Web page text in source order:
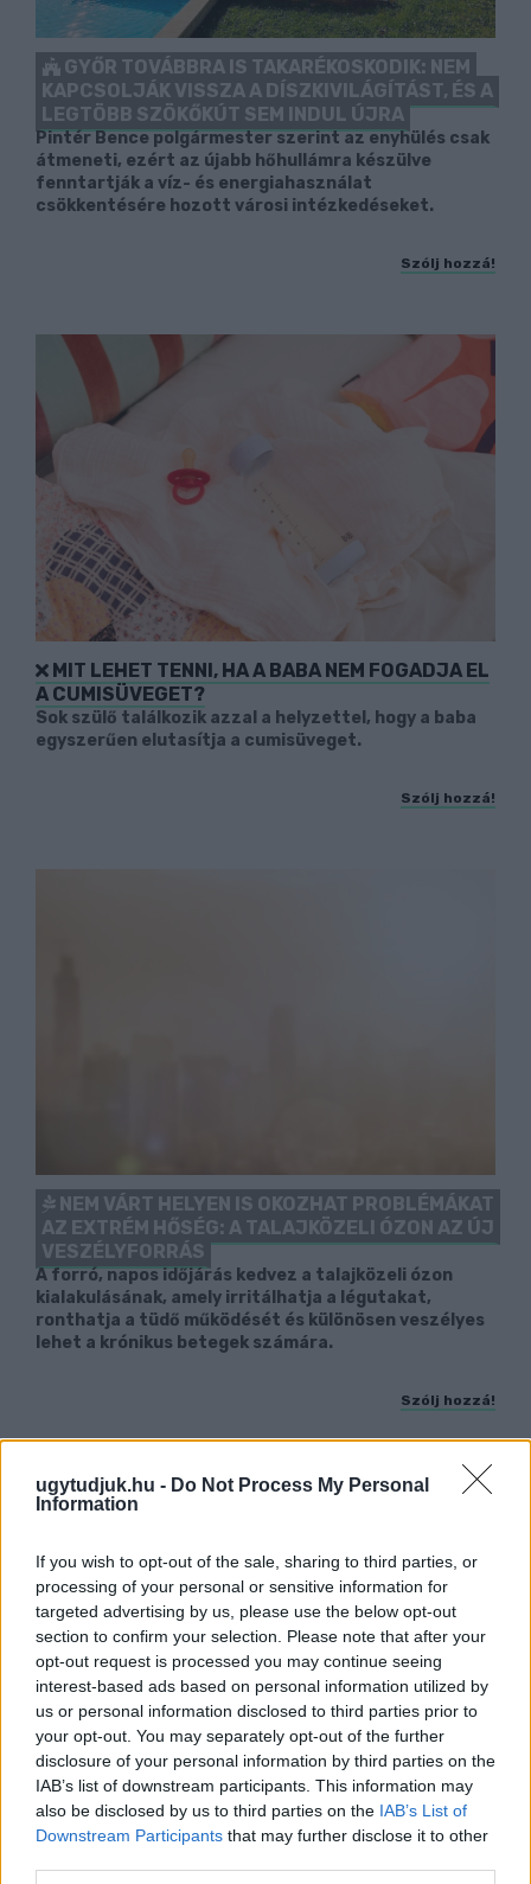
ugytudjuk.hu - Do Not Process My Personal
Information
If you wish to opt-out of the sale, sharing to third parties, or
processing of your personal or sensitive information for
targeted advertising by us, please use the below opt-out
section to confirm your selection. Please note that after your
opt-out request is processed you may continue seeing
interest-based ads based on personal information utilized by
us or personal information disclosed to third parties prior to
your opt-out. You may separately opt-out of the further
disclosure of your personal information by third parties on the
IAB’s list of downstream participants. This information may
also be disclosed by us to third parties on the IAB’s List of
Downstream Participants that may further disclose it to other
GYŐR TOVÁBBRA IS TAKARÉKOSKODIK: NEM
KAPCSOLJÁK VISSZA A DÍSZKIVILÁGÍTÁST, ÉS A
LEGTÖBB SZÖKŐKÚT SEM INDUL ÚJRA
Pintér Bence polgármester szerint az enyhülés csak
átmeneti, ezért az újabb hőhullámra készülve
fenntartják a víz- és energiahasználat
csökkentésére hozott városi intézkedéseket.
Szólj hozzá!
MIT LEHET TENNI, HA A BABA NEM FOGADJA EL
A CUMISÜVEGET?
Sok szülő találkozik azzal a helyzettel, hogy a baba
egyszerűen elutasítja a cumisüveget.
Szólj hozzá!
NEM VÁRT HELYEN IS OKOZHAT PROBLÉMÁKAT
AZ EXTRÉM HŐSÉG: A TALAJKÖZELI ÓZON AZ ÚJ
VESZÉLYFORRÁS
A forró, napos időjárás kedvez a talajközeli ózon
kialakulásának, amely irritálhatja a légutakat,
ronthatja a tüdő működését és különösen veszélyes
lehet a krónikus betegek számára.
Szólj hozzá!
CSILLAGOK, HULLÓCSILLAGOK ÉS
NAPFOGYATKOZÁS: KÜLÖNLEGES
ÉS NYÚLON